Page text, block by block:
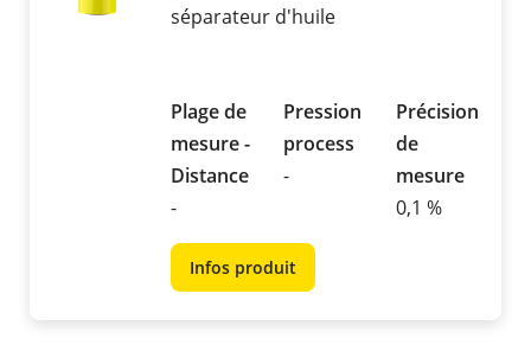
séparateur d'huile
Plage de
mesure -
Distance
-
Pression
process
-
Précision
de
mesure
0,1 %
Infos produit